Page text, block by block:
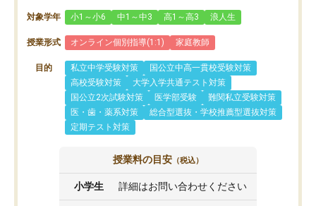
対象学年 小1～小6 中1～中3 高1～高3 浪人生
授業形式 オンライン個別指導(1:1) 家庭教師
目的 私立中学受験対策
国公立中高一貫校受験対策
高校受験対策
大学入学共通テスト対策
国公立2次試験対策
医学部受験
難関私立受験対策
医・歯・薬系対策
総合型選抜・学校推薦型選抜対策
定期テスト対策
授業料の目安 （税込）
小学生 詳細はお問い合わせください